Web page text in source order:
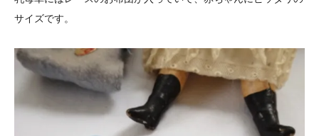
サイズです。